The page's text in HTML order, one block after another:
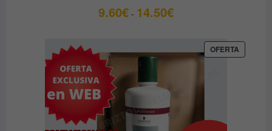
9.60€ - 14.50€Rango
9.60€
OFERTA
EN